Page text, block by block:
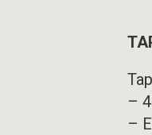
–
–